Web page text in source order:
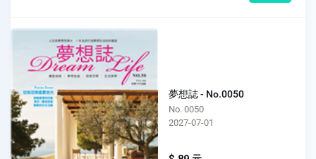
夢想誌 - No.0050
No. 0050
2027-07-01